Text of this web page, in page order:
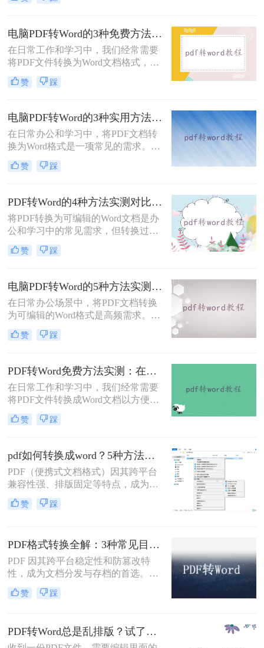
PDF格式虽然便于分享和保持格式一
找到一种高效、便捷的在线转换方法
显得尤为重要。那么在线pdf怎么转换
成word文档呢？本文将介绍两种在线
将PDF转换成Word文档的方法。
电脑PDF转Word的3种免费方法实测：含效果对比与适用场景说明！
在日常工作和学习中，我们经常需要
将PDF文件转换为Word文档格式，以
便进行编辑和修改。那么电脑pdf怎么
转word文档格式免费呢？本文将介绍
现PDF到Word的转换。
赞 踩
电脑PDF转Word的3种实用方法对比：转换软件、Word内置功能与在线工具详解！
在日常办公和学习中，将PDF文档转
换为Word格式是一项常见的需求。
Word文档因其易于编辑和修改的特点
而备受青睐。那么电脑上pdf怎么转换
换成Word的实用方法。
赞 踩
PDF转Word的4种方法实测对比：在线工具、Adobe Acrobat、Word内置与OCR识别方案选择！
将PDF转换为可编辑的Word文档是办
公和学习中的常见需求，但转换过程
中常出现格式错乱、图片丢失等问
题。那么pdf文档怎么转换成word格式
助你高效完成转换。
赞 踩
电脑PDF转Word的5种方法实测指南：从在线工具到OCR识别与命令行自动化！
在日常办公场景中，将PDF文档转换
为可编辑的Word格式是高频需求。那
么电脑pdf怎么转换成word呢？本文综
合2025年最新技术动态，系统解析
赞 踩
PDF转Word免费方法实测：在线工具、Word内置功能与手动复制3种方式对比！
在日常工作和学习中，我们经常需要
将PDF文件转换成Word文档以方便编
辑。那么怎么不花钱把pdf转成word
呢？以下是三种可以免费使用的PDF
选择最适合的方式。
赞 踩
pdf如何转换成word？5种方法从免费到编程实测对比！
PDF（便携式文档格式）因其跨平台
兼容性强、排版固定等特点，成为文
档共享和存档的首选。但若需编辑内
容或调整格式，需将PDF转换为
户高效完成转换。
赞 踩
PDF格式转换全解：3种常见目标格式及对应操作方法！
PDF 因其跨平台稳定性和防篡改特
性，成为文档分发与存档的首选。但
当需要编辑内容、调整格式或提取文
本时，将其转换为可编辑的 Word 文
流转换途径。
赞 踩
PDF转Word总是乱排版？试了好几个办法，这几个真的能用！